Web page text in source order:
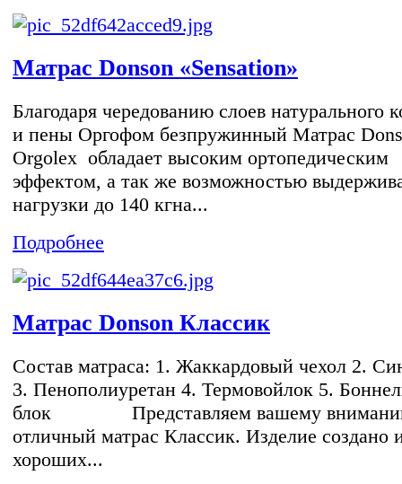
Матрас Donson «Sensation»
Благодаря чередованию слоев натурального
и пены Оргофом безпружинный Матрас
Orgolex обладает высоким ортопедическим
эффектом, а так же возможностью
нагрузки до 140 кгна...
Подробнее
Матрас Donson Классик
Состав матраса: 1. Жаккардовый чехол 2.
3. Пенополиуретан 4. Термовойлок 5.
блок Представляем вашему
отличный матрас Классик. Изделие создано
хороших...